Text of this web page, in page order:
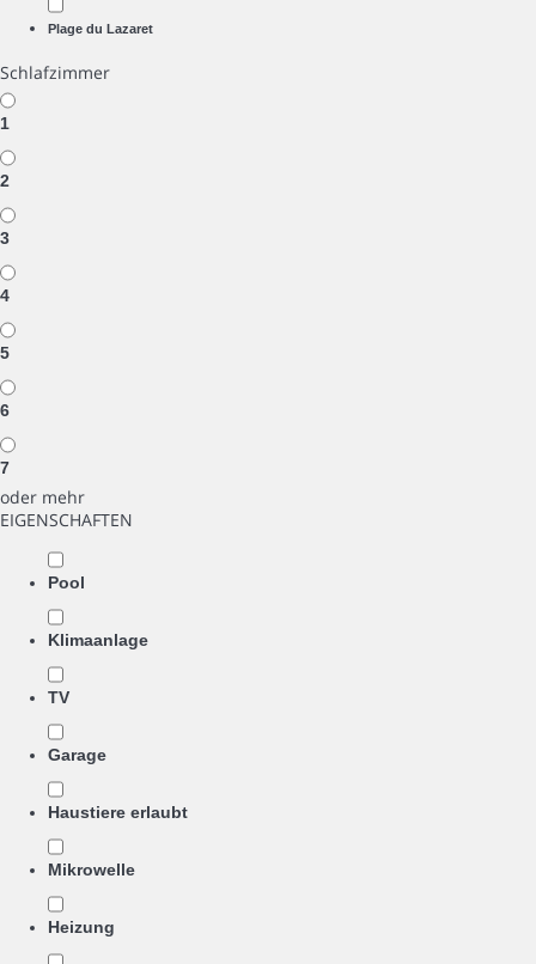
Plage du Lazaret
Schlafzimmer
1
2
3
4
5
6
7
oder mehr
EIGENSCHAFTEN
Pool
Klimaanlage
TV
Garage
Haustiere erlaubt
Mikrowelle
Heizung